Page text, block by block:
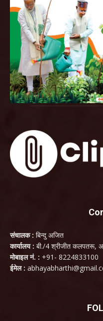
संचालक : बिन्दु अजित
कार्यालय : बी./4 श्रीजीत कलपतरू,
मोबाइल नं. : +91- 8224833100
ईमेल :